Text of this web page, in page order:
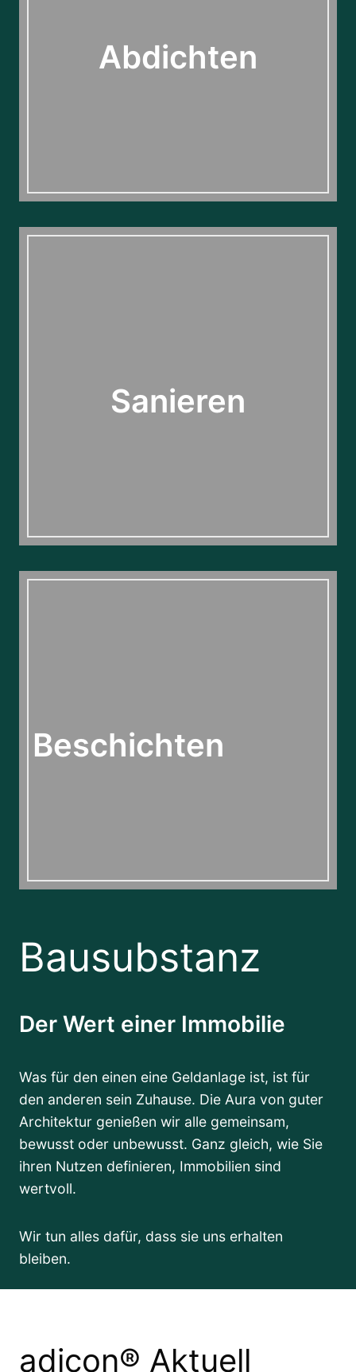
Abdichten
Sanieren
Beschichten
Bausubstanz
Der Wert einer Immobilie
Was für den einen eine Geldanlage ist, ist für
den anderen sein Zuhause. Die Aura von guter
Architektur genießen wir alle gemeinsam,
bewusst oder unbewusst. Ganz gleich, wie Sie
ihren Nutzen definieren, Immobilien sind
wertvoll.
Wir tun alles dafür, dass sie uns erhalten
bleiben.
adicon® Aktuell